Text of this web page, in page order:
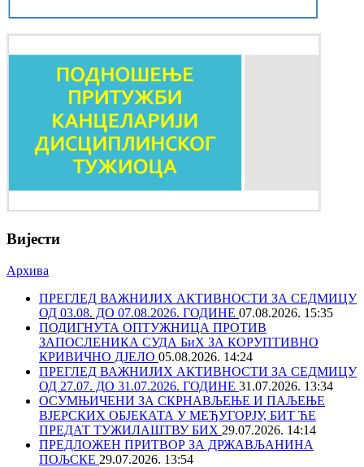
Вијести
Архива
ПРЕГЛЕД ВАЖНИЈИХ АКТИВНОСТИ ЗА СЕДМИЦУ
ОД 03.08. ДО 07.08.2026. ГОДИНЕ 07.08.2026. 15:35
ПОДИГНУТА ОПТУЖНИЦА ПРОТИВ
ЗАПОСЛЕНИКА СУДА БиХ ЗА КОРУПТИВНО
КРИВИЧНО ДЈЕЛО 05.08.2026. 14:24
ПРЕГЛЕД ВАЖНИЈИХ АКТИВНОСТИ ЗА СЕДМИЦУ
ОД 27.07. ДО 31.07.2026. ГОДИНЕ 31.07.2026. 13:34
ОСУМЊИЧЕНИ ЗА СКРНАВЉЕЊЕ И ПАЉЕЊЕ
ВЈЕРСКИХ ОБЈЕКАТА У МЕЂУГОРЈУ, БИТ ЋЕ
ПРЕДАТ ТУЖИЛАШТВУ БИХ 29.07.2026. 14:14
ПРЕДЛОЖЕН ПРИТВОР ЗА ДРЖАВЉАНИНА
ПОЉСКЕ 29.07.2026. 13:54